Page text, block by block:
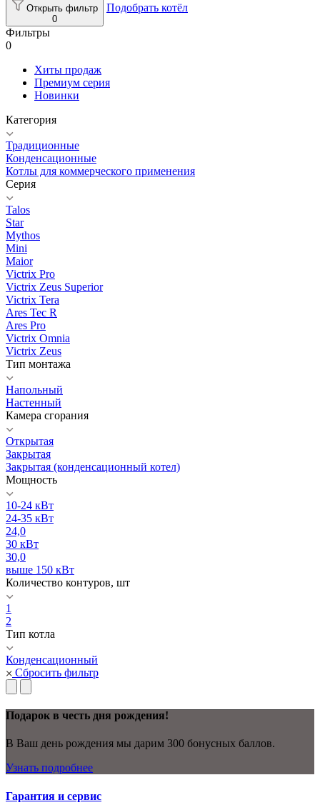
Открыть фильтр
0
Подобрать котёл
Фильтры
0
Хиты продаж
Премиум серия
Новинки
Категория
Традиционные
Конденсационные
Котлы для коммерческого применения
Серия
Talos
Star
Mythos
Mini
Maior
Victrix Pro
Victrix Zeus Superior
Victrix Tera
Ares Tec R
Ares Pro
Victrix Omnia
Victrix Zeus
Тип монтажа
Напольный
Настенный
Камера сгорания
Открытая
Закрытая
Закрытая (конденсационный котел)
Мощность
10-24 кВт
24-35 кВт
24,0
30 кВт
30,0
выше 150 кВт
Количество контуров, шт
1
2
Тип котла
Конденсационный
Сбросить фильтр
Подарок в честь дня рождения!
В Ваш день рождения мы дарим 300 бонусных баллов.
Узнать подробнее
Гарантия и сервис